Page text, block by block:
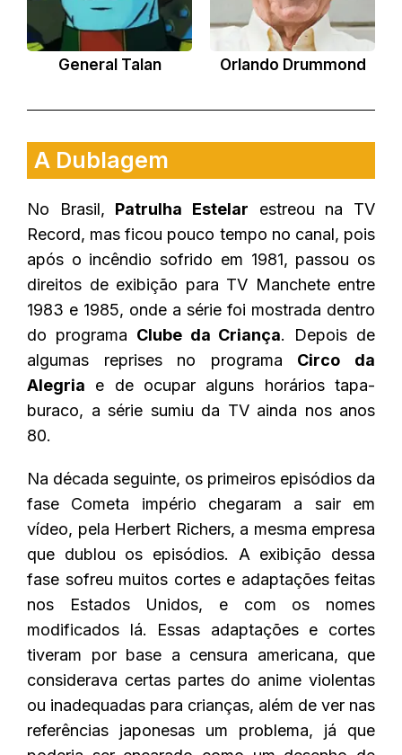
General Talan Orlando Drummond
A Dublagem
No Brasil, Patrulha Estelar estreou na TV
Record, mas ficou pouco tempo no canal, pois
após o incêndio sofrido em 1981, passou os
direitos de exibição para TV Manchete entre
1983 e 1985, onde a série foi mostrada dentro
do programa Clube da Criança. Depois de
algumas reprises no programa Circo da
Alegria e de ocupar alguns horários tapa-
buraco, a série sumiu da TV ainda nos anos
80.
Na década seguinte, os primeiros episódios da
fase Cometa império chegaram a sair em
vídeo, pela Herbert Richers, a mesma empresa
que dublou os episódios. A exibição dessa
fase sofreu muitos cortes e adaptações feitas
nos Estados Unidos, e com os nomes
modificados lá. Essas adaptações e cortes
tiveram por base a censura americana, que
considerava certas partes do anime violentas
ou inadequadas para crianças, além de ver nas
referências japonesas um problema, já que